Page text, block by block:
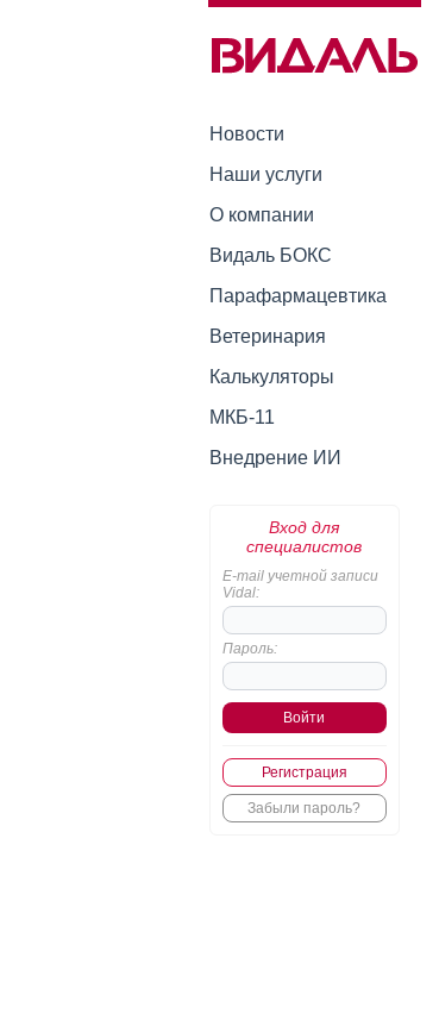
Новости
Наши услуги
О компании
Видаль БОКС
Парафармацевтика
Ветеринария
Калькуляторы
МКБ-11
Внедрение ИИ
Вход для
специалистов
E-mail учетной записи
Vidal:
Пароль:
Регистрация
Забыли пароль?